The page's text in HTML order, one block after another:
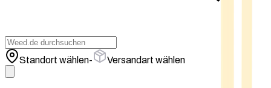
Standort wählen- Versandart wählen